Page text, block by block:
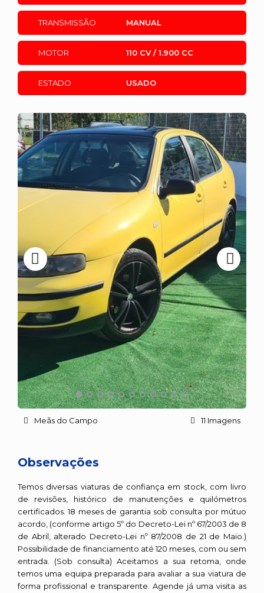
TRANSMISSÃO MANUAL
MOTOR 110 CV / 1.900 CC
ESTADO USADO
Meãs do Campo 11 Imagens
Observações
Temos diversas viaturas de confiança em stock, com livro
de revisões, histórico de manutenções e quilómetros
certificados. 18 meses de garantia sob consulta por mútuo
acordo, (conforme artigo 5º do Decreto-Lei nº 67/2003 de 8
de Abril, alterado Decreto-Lei nº 87/2008 de 21 de Maio.)
Possibilidade de financiamento até 120 meses, com ou sem
entrada. (Sob consulta) Aceitamos a sua retoma, onde
temos uma equipa preparada para avaliar a sua viatura de
forma profissional e transparente. Agende já uma visita as